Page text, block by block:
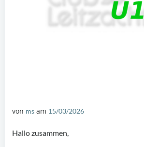
von ms am 15/03/2026
Hallo zusammen,